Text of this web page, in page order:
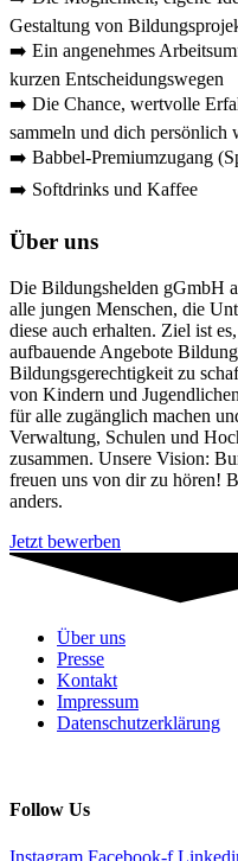
Gestaltung von
➡️ Ein angenehmes
kurzen Entscheidungswegen
➡️ Die Chance, wertvolle
sammeln und dich persönlich
➡️ Babbel-Premiumzugang
➡️ Softdrinks und Kaffee
Über uns
Die Bildungshelden gGmbH
alle jungen Menschen, die
diese auch erhalten. Ziel ist
aufbauende Angebote
Bildungsgerechtigkeit zu
von Kindern und
für alle zugänglich machen
Verwaltung, Schulen und
zusammen. Unsere Vision:
freuen uns von dir zu hören!
anders.
Jetzt bewerben
Über uns
Presse
Kontakt
Impressum
Datenschutzerklärung
Follow Us
Instagram Facebook-f